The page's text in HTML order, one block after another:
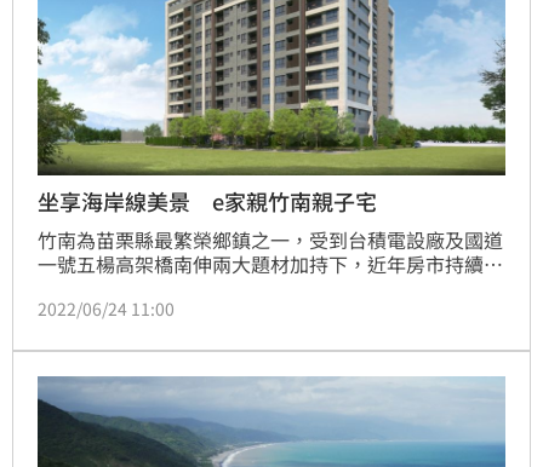
坐享海岸線美景 e家親竹南親子宅
竹南為苗栗縣最繁榮鄉鎮之一，受到台積電設廠及國道
一號五楊高架橋南伸兩大題材加持下，近年房市持續上
客戶，加上相較新竹縣市地區的高房價，竹南房價相較
引不少竹科工程師到竹南買房！
2022/06/24 11:00